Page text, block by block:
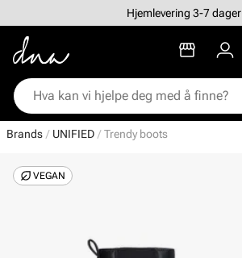
Hjemlevering 3-7 dager
Brands UNIFIED Trendy boots
VEGAN